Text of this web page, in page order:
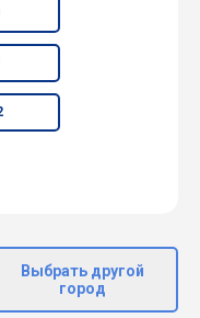
Выбрать другой
город